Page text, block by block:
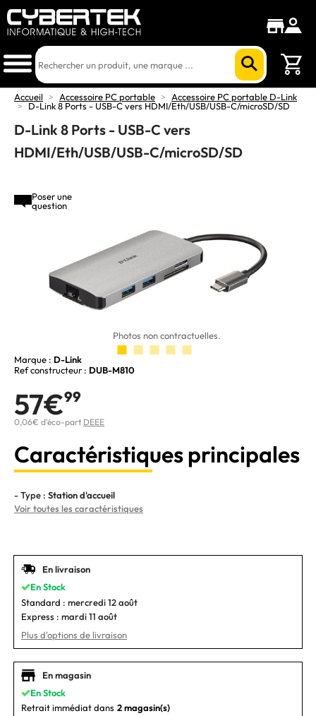
Accueil > Accessoire PC portable >
Accessoire PC portable D-Link
>
D-Link 8 Ports - USB-C vers HDMI/Eth/USB/USB-C/microSD/SD
D-Link 8 Ports - USB-C vers
HDMI/Eth/USB/USB-C/microSD/SD
Poser une
question
Photos non contractuelles.
Marque : D-Link
Ref constructeur : DUB-M810
57€99
0,06€ d'éco-part DEEE
Caractéristiques principales
- Type : Station d'accueil
Voir toutes les caractéristiques
En livraison
En Stock
Standard : mercredi 12 août
Express : mardi 11 août
Plus d'options de livraison
En magasin
En Stock
Retrait immédiat dans 2 magasin(s)